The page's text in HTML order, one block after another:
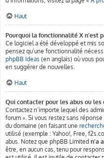
Haut
Pourquoi la fonctionnalité X n’est
Ce logiciel a été développé et mis
pensez qu’une fonctionnalité
phpBB Ideas (en anglais) où vous
en suggérer de nouvelles.
Haut
Qui contacter pour les abus ou
Contactez n’importe lequel des
forum ». Si vous restez sans
du domaine (en faisant une
utilisé (exemple : Yahoo!, Free,
abus. Notez que phpBB Limited n’a
être, en aucun cas, tenu pour